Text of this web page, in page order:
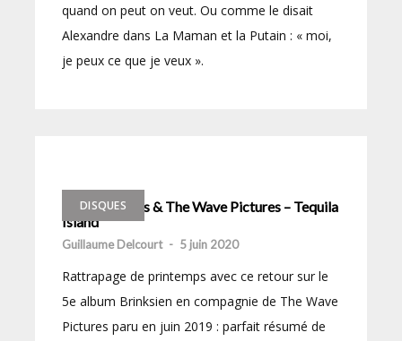
quand on peut on veut. Ou comme le disait
Alexandre dans La Maman et la Putain : « moi,
je peux ce que je veux ».
DISQUES
Stanley Brinks & The Wave Pictures – Tequila
Island
Guillaume Delcourt - 5 juin 2020
Rattrapage de printemps avec ce retour sur le
5e album Brinksien en compagnie de The Wave
Pictures paru en juin 2019 : parfait résumé de